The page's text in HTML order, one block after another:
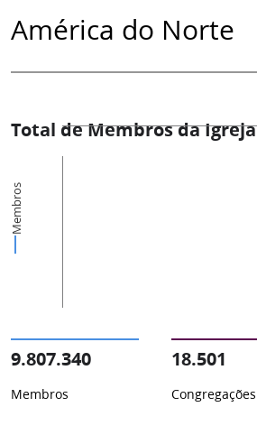
América do Norte
Total de Membros da Igreja
Membros
9.807.340
Membros
18.501
Congregações